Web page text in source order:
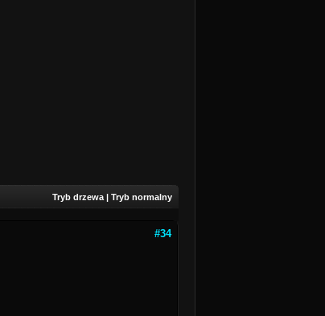
Tryb drzewa | Tryb normalny
#34